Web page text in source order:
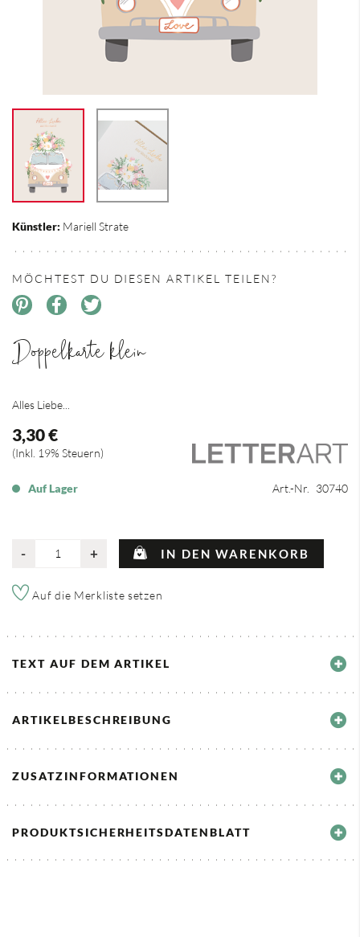
Doppelkarte klein
Alles Liebe...
3,30 €
Inkl. 19% Steuern
Auf Lager Art.-Nr. 30740
- + IN DEN WARENKORB
Auf die Merkliste setzen
TEXT AUF DEM ARTIKEL
ARTIKELBESCHREIBUNG
ZUSATZINFORMATIONEN
PRODUKTSICHERHEITSDATENBLATT
Künstler: Mariell Strate
MÖCHTEST DU DIESEN ARTIKEL TEILEN?